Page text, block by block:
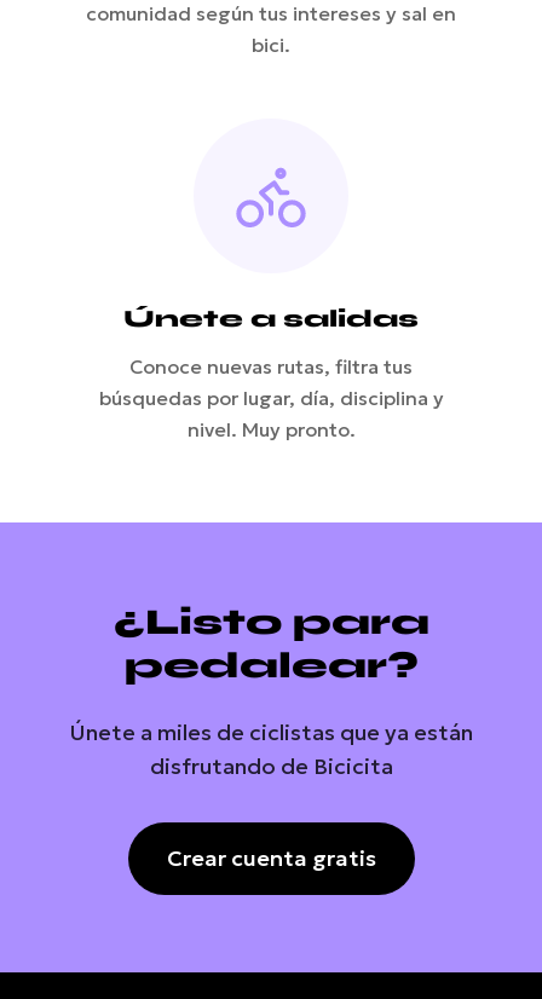
comunidad según tus intereses y sal en
bici.
Únete a salidas
Conoce nuevas rutas, filtra tus
búsquedas por lugar, día, disciplina y
nivel. Muy pronto.
¿Listo para
pedalear?
Únete a miles de ciclistas que ya están
disfrutando de Bicicita
Crear cuenta gratis